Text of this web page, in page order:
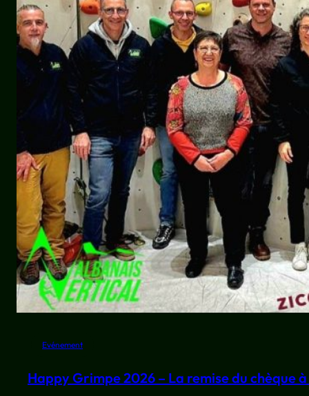
Evénement
Happy Grimpe 2026 – La remise du chèque